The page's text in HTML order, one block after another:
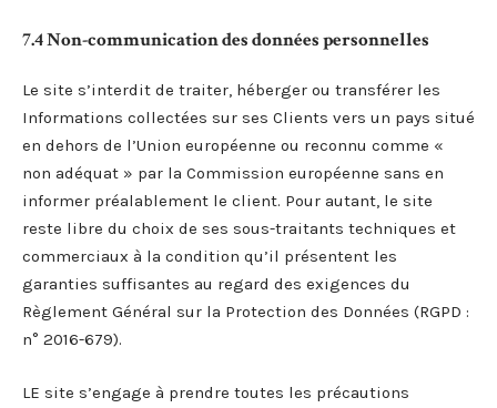
7.4 Non-communication des données personnelles
Le site s’interdit de traiter, héberger ou transférer les
Informations collectées sur ses Clients vers un pays situé
en dehors de l’Union européenne ou reconnu comme «
non adéquat » par la Commission européenne sans en
informer préalablement le client. Pour autant, le site
reste libre du choix de ses sous-traitants techniques et
commerciaux à la condition qu’il présentent les
garanties suffisantes au regard des exigences du
Règlement Général sur la Protection des Données (RGPD :
n° 2016-679).
LE site s’engage à prendre toutes les précautions